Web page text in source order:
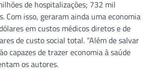
de hospitalizações; 732 mil
Com isso, geraram ainda uma economia
em custos médicos diretos e de
de custo social total. “Além de salvar
capazes de trazer economia à saúde
os autores.